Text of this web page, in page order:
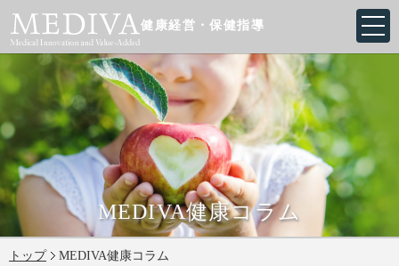
健康経営・保健指導
MEDIVA健康コラム
トップ MEDIVA健康コラム